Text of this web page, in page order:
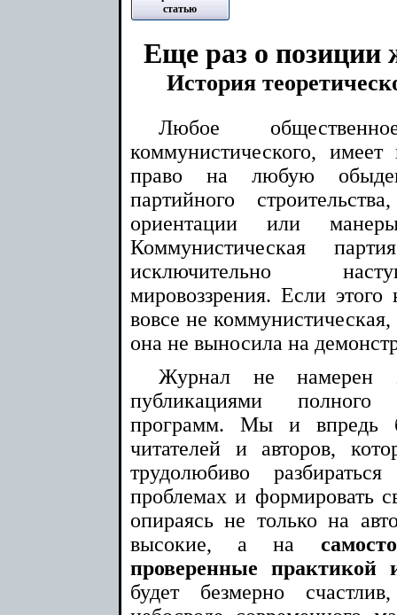
статью
Еще раз о
История
Любое
коммунистического,
право на любую
партийного
ориентации или
Коммунистическая
исключительно
мировоззрения. Если этого
вовсе не
она не выносила на
Журнал не намерен
публикациями полного
программ. Мы и впредь
читателей и авторов,
трудолюбиво
проблемах и формировать
опираясь не только на
высокие, а на
проверенные практикой
будет безмерно